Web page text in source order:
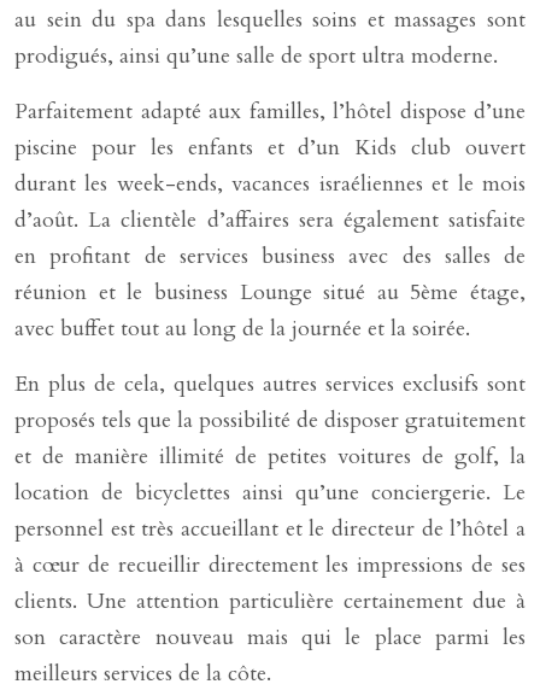
au sein du spa dans lesquelles soins et massages sont
prodigués, ainsi qu’une salle de sport ultra moderne.
Parfaitement adapté aux familles, l’hôtel dispose d’une
piscine pour les enfants et d’un Kids club ouvert
durant les week-ends, vacances israéliennes et le mois
d’août. La clientèle d’affaires sera également satisfaite
en profitant de services business avec des salles de
réunion et le business Lounge situé au 5ème étage,
avec buffet tout au long de la journée et la soirée.
En plus de cela, quelques autres services exclusifs sont
proposés tels que la possibilité de disposer gratuitement
et de manière illimité de petites voitures de golf, la
location de bicyclettes ainsi qu’une conciergerie. Le
personnel est très accueillant et le directeur de l’hôtel a
à cœur de recueillir directement les impressions de ses
clients. Une attention particulière certainement due à
son caractère nouveau mais qui le place parmi les
meilleurs services de la côte.